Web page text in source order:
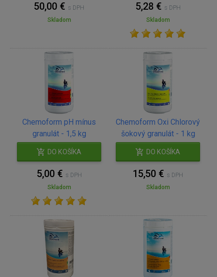
50,00 € s DPH
Skladom
5,28 € s DPH
Skladom
Chemoform pH mínus
granulát - 1,5 kg
DO KOŠÍKA
5,00 € s DPH
Skladom
Chemoform Oxi Chlorový
šokový granulát - 1 kg
DO KOŠÍKA
15,50 € s DPH
Skladom